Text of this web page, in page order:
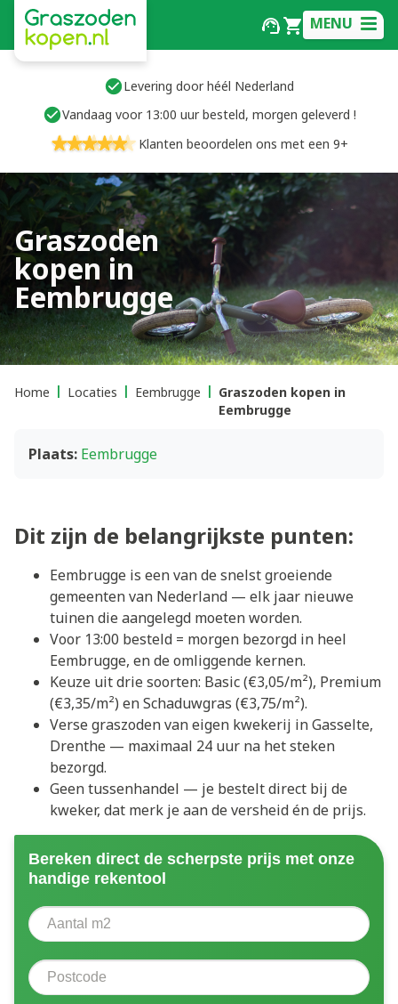
MENU
Levering door héél Nederland
Vandaag voor 13:00 uur besteld, morgen geleverd !
Klanten beoordelen ons met een 9+
Graszoden
kopen in
Eembrugge
Home Locaties Eembrugge
Graszoden kopen in
Eembrugge
Plaats: Eembrugge
Dit zijn de belangrijkste punten:
Eembrugge is een van de snelst groeiende
gemeenten van Nederland — elk jaar nieuwe
tuinen die aangelegd moeten worden.
Voor 13:00 besteld = morgen bezorgd in heel
Eembrugge, en de omliggende kernen.
Keuze uit drie soorten: Basic (€3,05/m²), Premium
(€3,35/m²) en Schaduwgras (€3,75/m²).
Verse graszoden van eigen kwekerij in Gasselte,
Drenthe — maximaal 24 uur na het steken
bezorgd.
Geen tussenhandel — je bestelt direct bij de
kweker, dat merk je aan de versheid én de prijs.
Bereken direct de scherpste prijs met onze
handige rekentool
Aantal vierkante meter
Postcode